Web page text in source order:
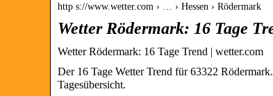
http s://www.wetter.com › … › Hessen › Rödermark
Wetter Rödermark: 16 Tage
Wetter Rödermark: 16 Tage Trend | wetter.com
Der 16 Tage Wetter Trend für 63322
Tagesübersicht.